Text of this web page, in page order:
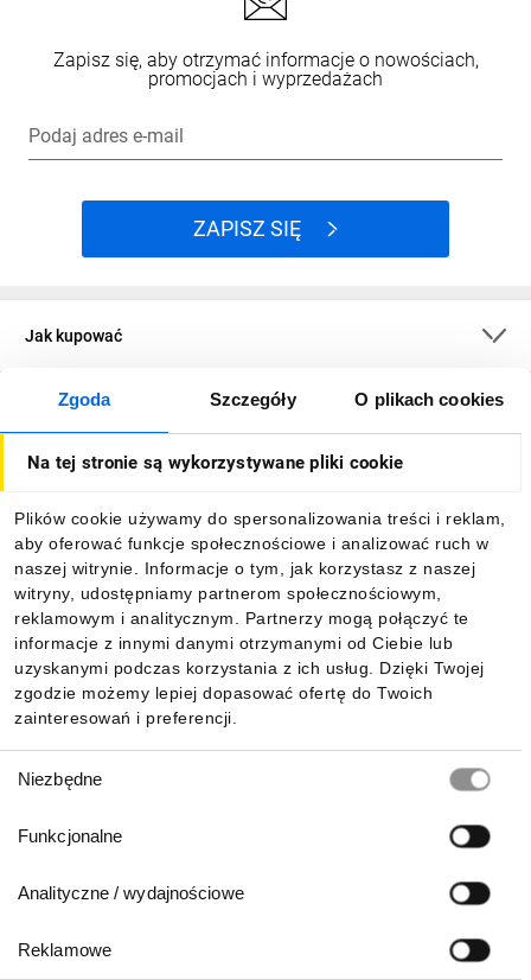
Zgoda Szczegóły O plikach cookies
Na tej stronie są wykorzystywane pliki cookie
Plików cookie używamy do spersonalizowania treści i reklam,
aby oferować funkcje społecznościowe i analizować ruch w
naszej witrynie. Informacje o tym, jak korzystasz z naszej
witryny, udostępniamy partnerom społecznościowym,
reklamowym i analitycznym. Partnerzy mogą połączyć te
informacje z innymi danymi otrzymanymi od Ciebie lub
uzyskanymi podczas korzystania z ich usług. Dzięki Twojej
zgodzie możemy lepiej dopasować ofertę do Twoich
zainteresowań i preferencji.
zgody
Niezbędne
Funkcjonalne
Analityczne / wydajnościowe
Reklamowe
Zapisz się, aby otrzymać informacje o nowościach,
promocjach i wyprzedażach
Podaj adres e-mail
ZAPISZ SIĘ
Jak kupować
O firmie
Informacje
Pobierz naszą aplikację mobilną: